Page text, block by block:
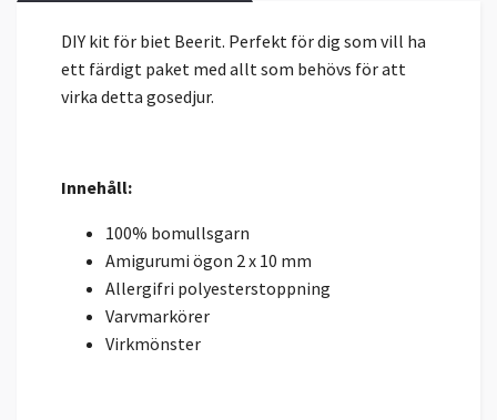
DIY kit för biet Beerit. Perfekt för dig som vill ha
ett färdigt paket med allt som behövs för att
virka detta gosedjur.
Innehåll:
100% bomullsgarn
Amigurumi ögon 2 x 10 mm
Allergifri polyesterstoppning
Varvmarkörer
Virkmönster